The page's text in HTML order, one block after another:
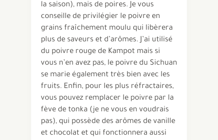
la saison), mais de poires. Je vous
conseille de privilégier le poivre en
grains fraîchement moulu qui libèrera
plus de saveurs et d’arômes. J’ai utilisé
du poivre rouge de Kampot mais si
vous n’en avez pas, le poivre du Sichuan
se marie également très bien avec les
fruits. Enfin, pour les plus réfractaires,
vous pouvez remplacer le poivre par la
fève de tonka (je ne vous en voudrais
pas), qui possède des arômes de vanille
et chocolat et qui fonctionnera aussi